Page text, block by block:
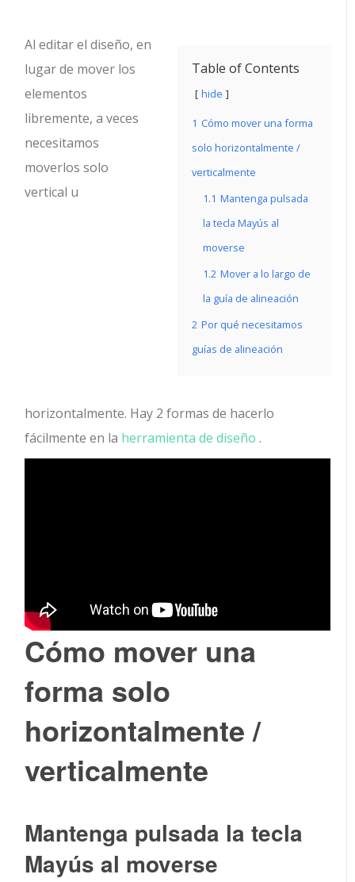
Table of Contents
hide
1 Cómo mover una forma
solo horizontalmente /
verticalmente
1.1 Mantenga pulsada
la tecla Mayús al
moverse
1.2 Mover a lo largo de
la guía de alineación
2 Por qué necesitamos
guías de alineación
Al editar el diseño, en
lugar de mover los
elementos
libremente, a veces
necesitamos
moverlos solo
vertical u
horizontalmente. Hay 2 formas de hacerlo
fácilmente en la herramienta de diseño .
Cómo mover una
forma solo
horizontalmente /
verticalmente
Mantenga pulsada la tecla
Mayús al moverse